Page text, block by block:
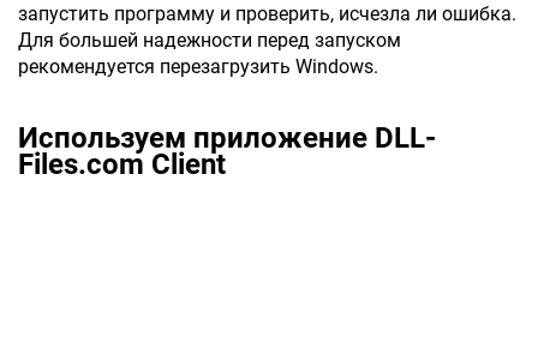
запустить программу и проверить, исчезла ли ошибка.
Для большей надежности перед запуском
рекомендуется перезагрузить Windows.
Используем приложение DLL-
Files.com Client